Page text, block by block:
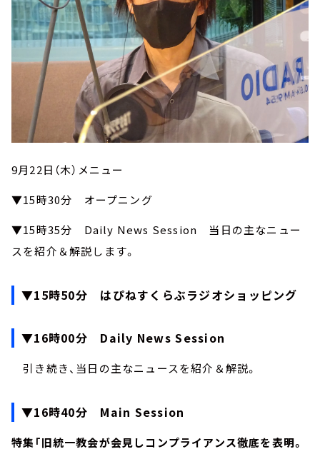
9月22日（木）メニュー
▼15時30分 オープニング
▼15時35分 Daily News Session 当日の主なニュー
スを紹介＆解説します。
▼15時50分 はぴねすくらぶラジオショッピング
▼16時00分 Daily News Session
引き続き、当日の主なニュースを紹介＆解説。
▼16時40分 Main Session
特集「旧統一教会が会見しコンプライアンス徹底を表明。